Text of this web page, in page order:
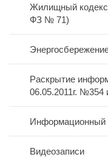
Дислокация
Вакансии
Открытые
Политика
Жилищный кодекс
ФЗ № 71)
Раскрытие
06.05.2011г. №354
Информационный
Видеозаписи